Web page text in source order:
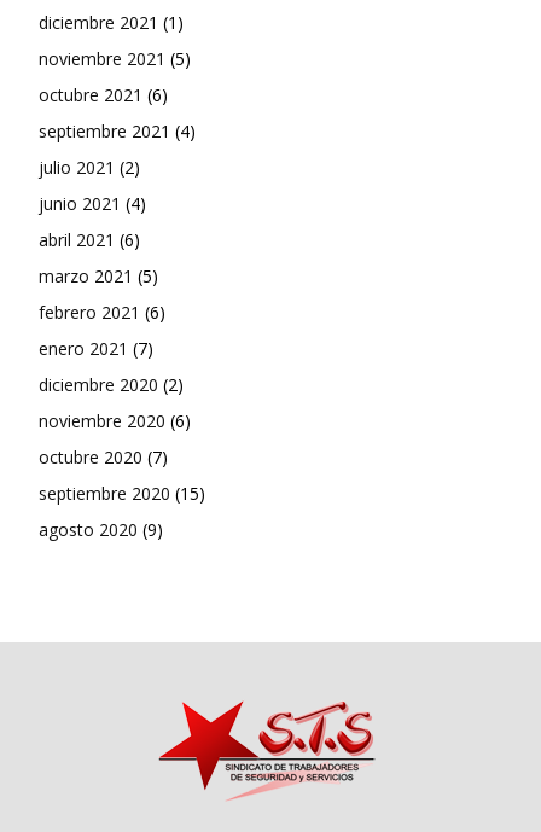
diciembre 2021 (1)
noviembre 2021 (5)
octubre 2021 (6)
septiembre 2021 (4)
julio 2021 (2)
junio 2021 (4)
abril 2021 (6)
marzo 2021 (5)
febrero 2021 (6)
enero 2021 (7)
diciembre 2020 (2)
noviembre 2020 (6)
octubre 2020 (7)
septiembre 2020 (15)
agosto 2020 (9)